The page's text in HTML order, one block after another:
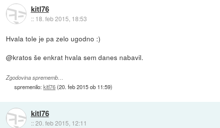
kitl76
:: 18. feb 2015, 18:53
Hvala tole je pa zelo ugodno :)
@kratos še enkrat hvala sem danes nabavil.
Zgodovina sprememb…
spremenilo:kitl76(20. feb 2015 ob 11:59)
kitl76
::20. feb 2015, 12:11